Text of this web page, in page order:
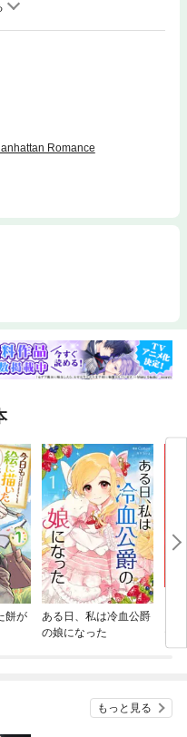
Romance
餅が
ある日、私は冷血公爵
の娘になった
もっと見る